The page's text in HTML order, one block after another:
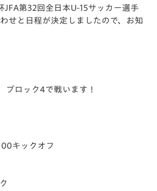
JFA第32回全日本U-15サッカー選手
せと日程が決定しましたので、お知
ブロック4で戦います！
00キックオフ